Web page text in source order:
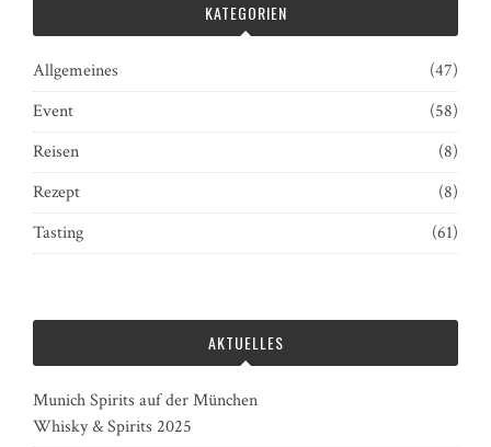
KATEGORIEN
Allgemeines
(47)
Event
(58)
Reisen
(8)
Rezept
(8)
Tasting
(61)
AKTUELLES
Munich Spirits auf der München
Whisky & Spirits 2025